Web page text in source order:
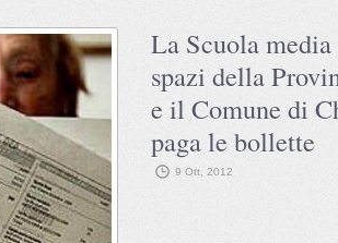
La Scuola
spazi della
e il Comune di
paga le bollette
9 Ott, 2012